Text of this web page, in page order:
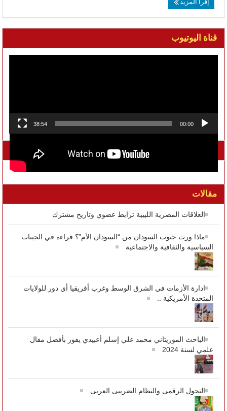
إقرأ المزيد
قناة اليوتيوب
00:00
38:54
تواصل معنا على الفيسبوك
مقالات
العلاقات المصرية الليبية ترابط عضوي وتاريخ مشترك
ماذا ورث جنوب السودان من “السودان الأم”؟ قراءة في الجينات
السياسية والثقافية والاجتماعية
ادارة الأزمات في الشرق الوسط وغرب أفريقيا أي دور للولايات
المتحدة الأمريكية ..
الباحث الموريتاني محمد علي إسلم أعبيدي يفوز بأفضل مقال
علمي لسنة 2024
التحول الرقمى والنظام الضريبى العربى